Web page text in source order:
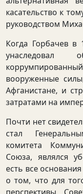
касательство к
руководством
Когда Горбачев в
унаследовал
вооруженные
Афганистане, и
затратами на
Почти нет
стал
комитета
Союза, являлся
есть все
о том, что для